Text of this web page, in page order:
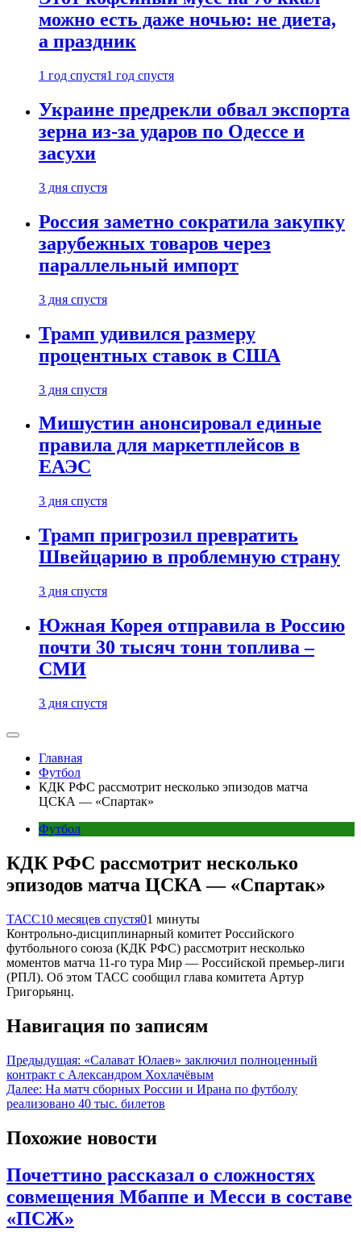
можно есть даже ночью: не диета,
а праздник
1 год спустя1 год спустя
Украине предрекли обвал экспорта
зерна из-за ударов по Одессе и
засухи
3 дня спустя
Россия заметно сократила закупку
зарубежных товаров через
параллельный импорт
3 дня спустя
Трамп удивился размеру
процентных ставок в США
3 дня спустя
Мишустин анонсировал единые
правила для маркетплейсов в
ЕАЭС
3 дня спустя
Трамп пригрозил превратить
Швейцарию в проблемную страну
3 дня спустя
Южная Корея отправила в Россию
почти 30 тысяч тонн топлива –
СМИ
3 дня спустя
Главная
Футбол
КДК РФС рассмотрит несколько эпизодов матча
ЦСКА — «Спартак»
Футбол
КДК РФС рассмотрит несколько
эпизодов матча ЦСКА — «Спартак»
ТАСС10 месяцев спустя01 минуты
Контрольно-дисциплинарный комитет Российского
футбольного союза (КДК РФС) рассмотрит несколько
моментов матча 11-го тура Мир — Российской премьер-лиги
(РПЛ). Об этом ТАСС сообщил глава комитета Артур
Григорьянц.
Навигация по записям
Предыдущая: «Салават Юлаев» заключил полноценный
контракт с Александром Хохлачёвым
Далее: На матч сборных России и Ирана по футболу
реализовано 40 тыс. билетов
Похожие новости
Почеттино рассказал о сложностях
совмещения Мбаппе и Месси в составе
«ПСЖ»